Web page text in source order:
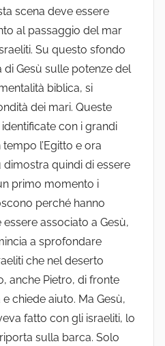
scena deve essere
al passaggio del mar
Su questo sfondo
di Gesù sulle potenze del
biblica, si
dei mari. Queste
con i grandi
tempo l’Egitto e ora
dimostra quindi di essere
primo momento i
perché hanno
associato a Gesù,
a sprofondare
che nel deserto
anche Pietro, di fronte
chiede aiuto. Ma Gesù,
fatto con gli israeliti, lo
sulla barca. Solo